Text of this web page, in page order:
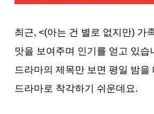
최근, <(아는 건 별로 없지만) 가
맛을 보여주며 인기를 얻고 있습
드라마의 제목만 보면 평일 밤을
드라마로 착각하기 쉬운데요.